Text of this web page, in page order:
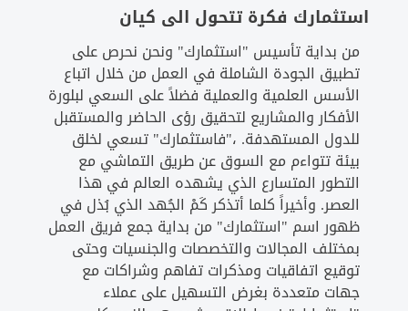
استثمارك فكرة تتحول الى كيان
من بداية تأسيس "استثمارك" ونحن نحرص على
تطبيق الجودة الشاملة في العمل من خلال اتباع
الأسس العلمية والعملية فضلاً على السعي لبلورة
الأفكار والمشاريع لتحقيق رؤى الحاضر والمستقبل
للدول المستهدفة. ،"فاستثمارك" تسعي لخلق
بيئة تتواءم مع السوق عن طريق التماشي مع
التطور المتسارع الذي يشهده العالم في هذا
العصر. وأخيراً كلما أتذكر كَمْ الجُهد الذي بُذل في
ظهور اسم "استثمارك" من بداية جمع فريق العمل
بمختلف المجالات والتخصصات والجنسيات وحتى
توقيع اتفاقيات ومذكرات تفاهم وشراكات مع
جهات متعددة بغرض التسهيل على عملاء